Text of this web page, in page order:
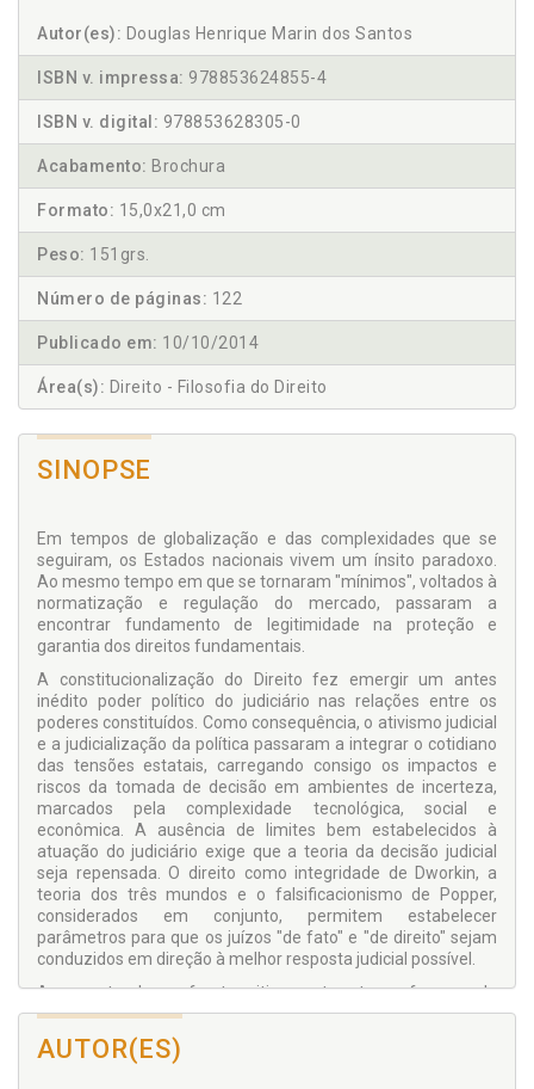
Autor(es): Douglas Henrique Marin dos Santos
ISBN v. impressa: 978853624855-4
ISBN v. digital: 978853628305-0
Acabamento: Brochura
Formato: 15,0x21,0 cm
Peso: 151grs.
Número de páginas: 122
Publicado em: 10/10/2014
Área(s): Direito - Filosofia do Direito
SINOPSE
Em tempos de globalização e das complexidades que se
seguiram, os Estados nacionais vivem um ínsito paradoxo.
Ao mesmo tempo em que se tornaram "mínimos", voltados à
normatização e regulação do mercado, passaram a
encontrar fundamento de legitimidade na proteção e
garantia dos direitos fundamentais.
A constitucionalização do Direito fez emergir um antes
inédito poder político do judiciário nas relações entre os
poderes constituídos. Como consequência, o ativismo judicial
e a judicialização da política passaram a integrar o cotidiano
das tensões estatais, carregando consigo os impactos e
riscos da tomada de decisão em ambientes de incerteza,
marcados pela complexidade tecnológica, social e
econômica. A ausência de limites bem estabelecidos à
atuação do judiciário exige que a teoria da decisão judicial
seja repensada. O direito como integridade de Dworkin, a
teoria dos três mundos e o falsificacionismo de Popper,
considerados em conjunto, permitem estabelecer
parâmetros para que os juízos "de fato" e "de direito" sejam
conduzidos em direção à melhor resposta judicial possível.
A presente obra enfrenta criticamente o tema, fornecendo
subsídios para que a judicialização da política seja
compreendida sob o signo da incerteza mitigada,
aproximando-se (e não subvertendo) dos direitos
AUTOR(ES)